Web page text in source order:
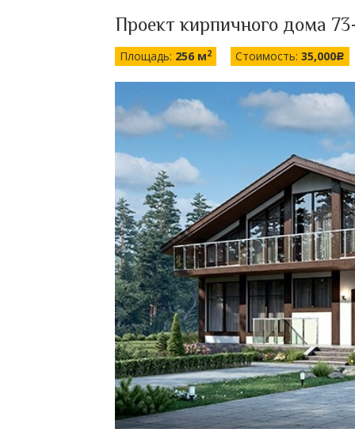
Проект кирпичного дома
Площадь: 256 м2 Стоимость: 35,000c